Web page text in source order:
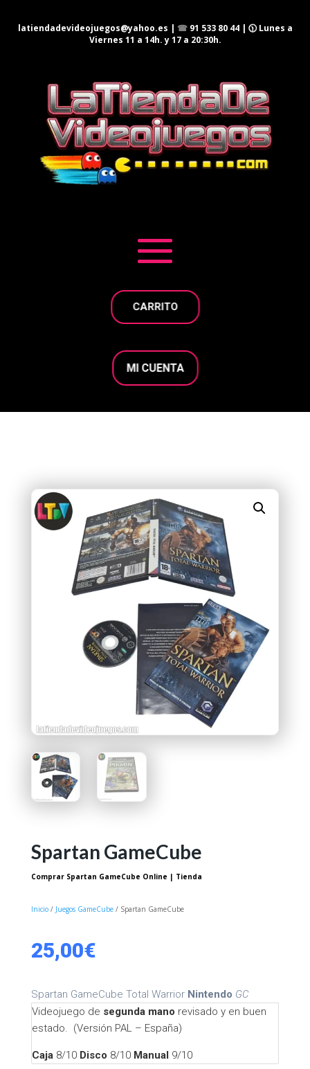
latiendadevideojuegos@yahoo.es | ☎ 91 533 80 44| 🕦 Lunes a
Viernes 11 a 14h. y 17 a 20:30h.
CARRITO
MI CUENTA
Spartan GameCube
Comprar Spartan GameCube Online | Tienda
Inicio/ Juegos GameCube/ Spartan GameCube
25,00€
Spartan GameCube Total Warrior Nintendo GC
Videojuego de segunda mano revisado y en buen
estado. (Versión PAL – España)
Caja8/10 Disco 8/10 Manual 9/10